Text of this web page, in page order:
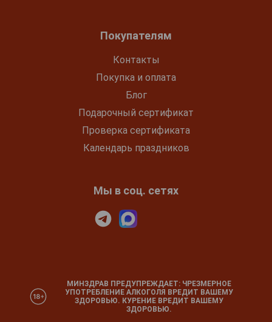
Покупателям
Контакты
Покупка и оплата
Блог
Подарочный сертификат
Проверка сертификата
Календарь праздников
Мы в соц. сетях
МИНЗДРАВ ПРЕДУПРЕЖДАЕТ: ЧРЕЗМЕРНОЕ
УПОТРЕБЛЕНИЕ АЛКОГОЛЯ ВРЕДИТ ВАШЕМУ
ЗДОРОВЬЮ. КУРЕНИЕ ВРЕДИТ ВАШЕМУ
ЗДОРОВЬЮ.